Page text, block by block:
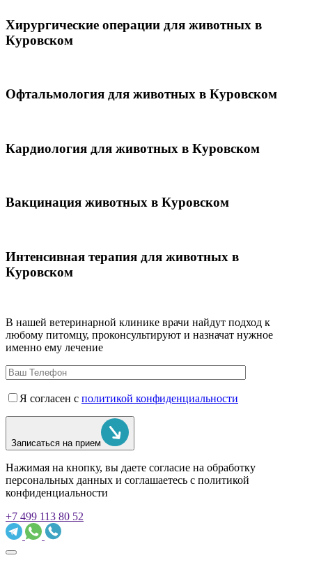
Хирургические операции для животных в
Куровском
Офтальмология для животных в Куровском
Кардиология для животных в Куровском
Вакцинация животных в Куровском
Интенсивная терапия для животных в
Куровском
В нашей ветеринарной клинике врачи найдут подход к
любому питомцу, проконсультируют и назначат нужное
именно ему лечение
Я согласен с политикой конфиденциальности
Записаться на прием
Нажимая на кнопку, вы даете согласие на обработку
персональных данных и соглашаетесь c политикой
конфиденциальности
+7 499 113 80 52